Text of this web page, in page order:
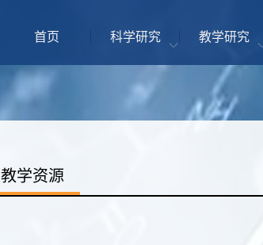
首页
科学研究 教学研究
教学资源